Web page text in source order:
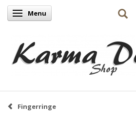
Skifte navigation
Menu
Fingerringe